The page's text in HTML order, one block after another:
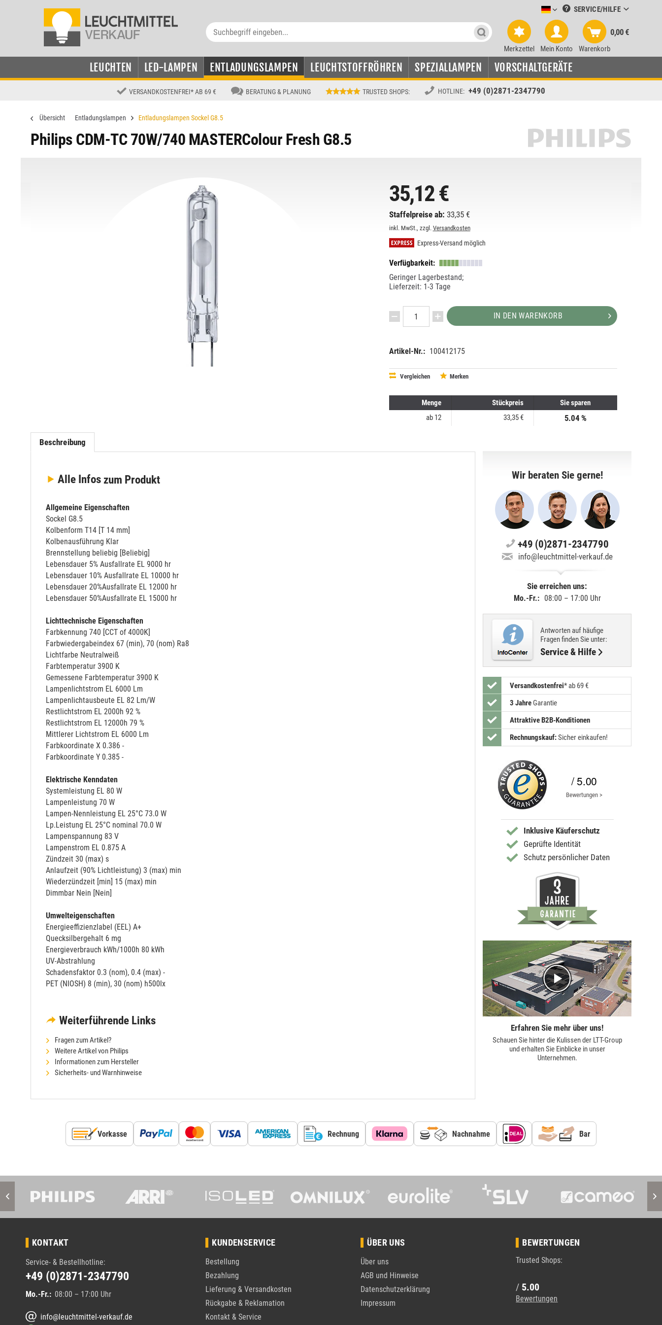
Leuchtmittel-Verkauf deutsch
SERVICE/HILFE
Merkzettel Mein Konto Warenkorb
0,00 €
LEUCHTEN LED-LAMPEN ENTLADUNGSLAMPEN LEUCHTSTOFFRÖHREN SPEZIALLAMPEN VORSCHALTGERÄTE
VERSANDKOSTENFREI* AB 69 € BERATUNG & PLANUNG TRUSTED SHOPS: HOTLINE: +49 (0)2871-2347790
Übersicht Entladungslampen Entladungslampen Sockel G8.5
Philips CDM-TC 70W/740 MASTERColour Fresh G8.5
35,12 €
Staffelpreise ab: 33,35 €
inkl. MwSt., zzgl. Versandkosten
Express-Versand möglich
Verfügbarkeit:
Geringer Lagerbestand;
Lieferzeit: 1-3 Tage
IN DEN WARENKORB
Artikel-Nr.: 100412175
Vergleichen Merken
Menge Stückpreis
Sie sparen
ab 12 33,35 € 5.04 %
Beschreibung
Alle Infos zum Produkt
Allgemeine Eigenschaften
Sockel G8.5
Kolbenform T14 [T 14 mm]
Kolbenausführung Klar
Brennstellung beliebig [Beliebig]
Lebensdauer 5% Ausfallrate EL 9000 hr
Lebensdauer 10% Ausfallrate EL 10000 hr
Lebensdauer 20%Ausfallrate EL 12000 hr
Lebensdauer 50%Ausfallrate EL 15000 hr
Lichttechnische Eigenschaften
Farbkennung 740 [CCT of 4000K]
Farbwiedergabeindex 67 (min), 70 (nom) Ra8
Lichtfarbe Neutralweiß
Farbtemperatur 3900 K
Gemessene Farbtemperatur 3900 K
Lampenlichtstrom EL 6000 Lm
Lampenlichtausbeute EL 82 Lm/W
Restlichtstrom EL 2000h 92 %
Restlichtstrom EL 12000h 79 %
Mittlerer Lichtstrom EL 6000 Lm
Farbkoordinate X 0.386 -
Farbkoordinate Y 0.385 -
Elektrische Kenndaten
Systemleistung EL 80 W
Lampenleistung 70 W
Lampen-Nennleistung EL 25°C 73.0 W
Lp.Leistung EL 25°C nominal 70.0 W
Lampenspannung 83 V
Lampenstrom EL 0.875 A
Zündzeit 30 (max) s
Anlaufzeit (90% Lichtleistung) 3 (max) min
Wiederzündzeit [min] 15 (max) min
Dimmbar Nein [Nein]
Umwelteigenschaften
Energieeffizienzlabel (EEL) A+
Quecksilbergehalt 6 mg
Energieverbrauch kWh/1000h 80 kWh
UV-Abstrahlung
Schadensfaktor 0.3 (nom), 0.4 (max) -
PET (NIOSH) 8 (min), 30 (nom) h500lx
Weiterführende Links
Fragen zum Artikel?
Weitere Artikel von Philips
Informationen zum Hersteller
Sicherheits- und Warnhinweise
Wir beraten Sie gerne!
+49 (0)2871-2347790
info@leuchtmittel-verkauf.de
Sie erreichen uns:
Mo.-Fr.: 08:00 – 17:00 Uhr
Antworten auf häufige
Fragen finden Sie unter:
Service & Hilfe
Versandkostenfrei* ab 69 €
3 Jahre Garantie
Attraktive B2B-Konditionen
Rechnungskauf:Sicher einkaufen!
/ 5.00
Bewertungen >
Inklusive Käuferschutz
Geprüfte Identität
Schutz persönlicher Daten
Erfahren Sie mehr über uns!
Schauen Sie hinter die Kulissen der LTT-Group
und erhalten Sie Einblicke in unser
Unternehmen.
Vorkasse Rechnung Nachnahme Bar
KONTAKT
Service- & Bestellhotline:
+49 (0)2871-2347790
Mo.-Fr.: 08:00 – 17:00 Uhr
info@leuchtmittel-verkauf.de
KUNDENSERVICE
Bestellung
Bezahlung
Lieferung & Versandkosten
Rückgabe & Reklamation
Kontakt & Service
ÜBER UNS
Über uns
AGB und Hinweise
Datenschutzerklärung
Impressum
BEWERTUNGEN
Trusted Shops:
/ 5.00
Bewertungen